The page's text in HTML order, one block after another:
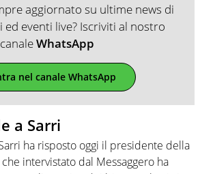
aggiornato su ultime news di
eventi live? Iscriviti al nostro
canaleWhatsApp
nel canale WhatsApp
a Sarri
ha risposto oggi il presidente della
che intervistato dal Messaggero ha